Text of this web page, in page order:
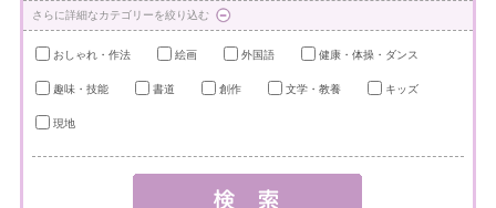
さらに詳細なカテゴリーを絞り込む
おしゃれ・作法 絵画 外国語 健康・体操・ダンス
趣味・技能 書道 創作 文学・教養 キッズ
現地